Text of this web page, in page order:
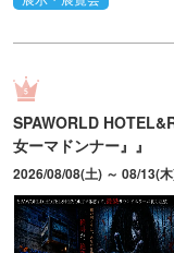
SPAWORLD
女ーマドンナー』』
2026/08/08(土) ～ 08/13(